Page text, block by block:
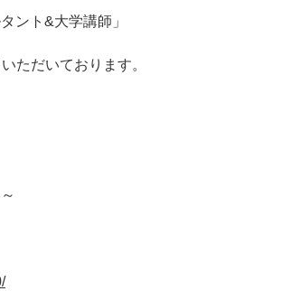
ント&大学講師」
ただいております。